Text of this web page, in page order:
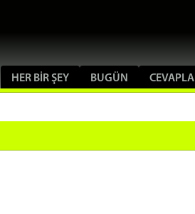
HER BIR ŞEY BUGÜN CEVAPLA